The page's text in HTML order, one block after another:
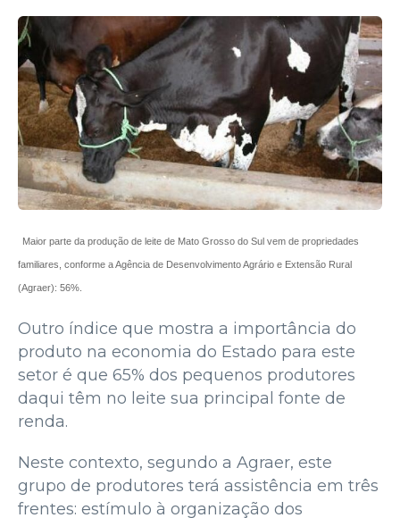
Maior parte da produção de leite de Mato Grosso do Sul vem de propriedades
familiares, conforme a Agência de Desenvolvimento Agrário e Extensão Rural
(Agraer): 56%.
Outro índice que mostra a importância do
produto na economia do Estado para este
setor é que 65% dos pequenos produtores
daqui têm no leite sua principal fonte de
renda.
Neste contexto, segundo a Agraer, este
grupo de produtores terá assistência em três
frentes: estímulo à organização dos